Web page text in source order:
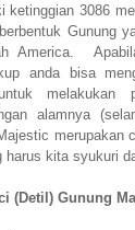
ketinggian 3086
Gunung
America.
anda bisa
melakukan
alamnya
merupakan
harus kita syukuri
(Detil) Gunung